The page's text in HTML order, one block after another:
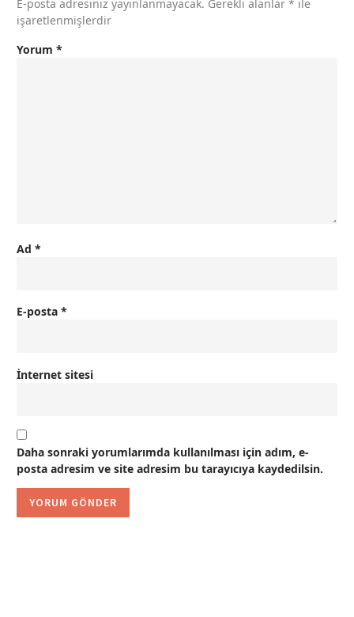
E-posta adresiniz yayınlanmayacak. Gerekli alanlar * ile
işaretlenmişlerdir
Yorum *
Ad *
E-posta *
İnternet sitesi
Daha sonraki yorumlarımda kullanılması için adım, e-
posta adresim ve site adresim bu tarayıcıya kaydedilsin.